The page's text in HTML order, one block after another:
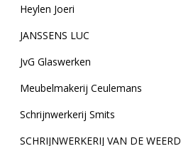
Heylen Joeri
JANSSENS LUC
JvG Glaswerken
Meubelmakerij Ceulemans
Schrijnwerkerij Smits
SCHRIJNWERKERIJ VAN DE WEERD